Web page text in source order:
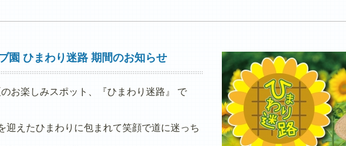
園 ひまわり迷路 期間のお知らせ
お楽しみスポット、『ひまわり迷路』 で
迎えたひまわりに包まれて笑顔で道に迷っち